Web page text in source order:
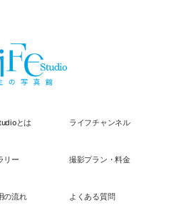
とは ライフチャンネル
リー 撮影プラン・料金
の流れ よくある質問